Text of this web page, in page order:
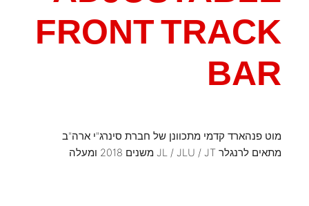
FRONT TRACK
BAR
מוט פנהארד קדמי מתכוונן של חברת סינרג"י ארה"ב
מתאים לרנגלר JL / JLU / JT משנים 2018 ומעלה